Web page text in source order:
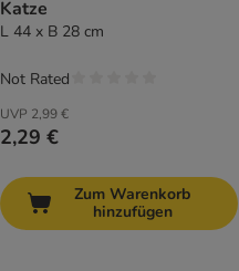
Katze
L 44 x B 28 cm
UVP 2,99 €
2,29 €
Not Rated
Zum Warenkorb
hinzufügen